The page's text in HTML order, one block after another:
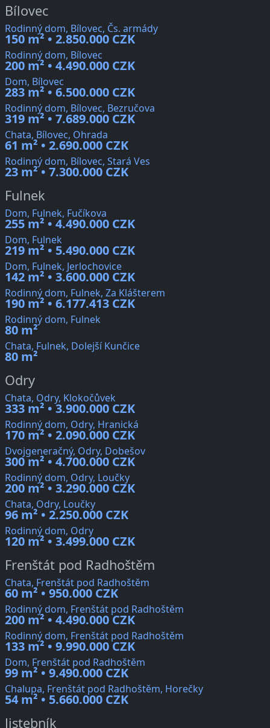
Bílovec
Rodinný dom, Bílovec, Čs. armády
150 m² • 2.850.000 CZK
Rodinný dom, Bílovec
200 m² • 4.490.000 CZK
Dom, Bílovec
283 m² • 6.500.000 CZK
Rodinný dom, Bílovec, Bezručova
319 m² • 7.689.000 CZK
Chata, Bílovec, Ohrada
61 m² • 2.690.000 CZK
Rodinný dom, Bílovec, Stará Ves
23 m² • 7.300.000 CZK
Fulnek
Dom, Fulnek, Fučíkova
255 m² • 4.490.000 CZK
Dom, Fulnek
219 m² • 5.490.000 CZK
Dom, Fulnek, Jerlochovice
142 m² • 3.600.000 CZK
Rodinný dom, Fulnek, Za Klášterem
190 m² • 6.177.413 CZK
Rodinný dom, Fulnek
80 m²
Chata, Fulnek, Dolejší Kunčice
80 m²
Odry
Chata, Odry, Klokočůvek
333 m² • 3.900.000 CZK
Rodinný dom, Odry, Hranická
170 m² • 2.090.000 CZK
Dvojgeneračný, Odry, Dobešov
300 m² • 4.700.000 CZK
Rodinný dom, Odry, Loučky
200 m² • 3.290.000 CZK
Chata, Odry, Loučky
96 m² • 2.250.000 CZK
Rodinný dom, Odry
120 m² • 3.499.000 CZK
Frenštát pod Radhoštěm
Chata, Frenštát pod Radhoštěm
60 m² • 950.000 CZK
Rodinný dom, Frenštát pod Radhoštěm
200 m² • 4.490.000 CZK
Rodinný dom, Frenštát pod Radhoštěm
133 m² • 9.990.000 CZK
Dom, Frenštát pod Radhoštěm
99 m² • 9.490.000 CZK
Chalupa, Frenštát pod Radhoštěm, Horečky
54 m² • 5.660.000 CZK
Jistebník